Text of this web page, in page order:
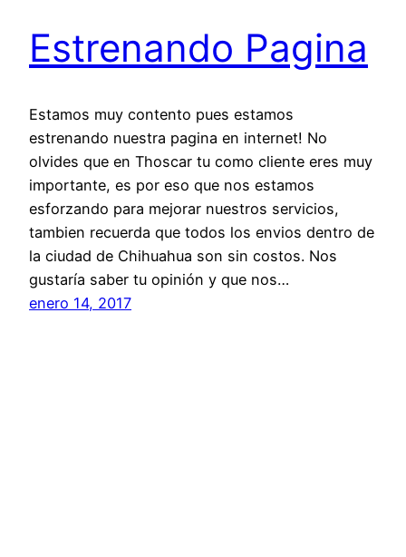
Estrenando Pagina
Estamos muy contento pues estamos
estrenando nuestra pagina en internet! No
olvides que en Thoscar tu como cliente eres muy
importante, es por eso que nos estamos
esforzando para mejorar nuestros servicios,
tambien recuerda que todos los envios dentro de
la ciudad de Chihuahua son sin costos. Nos
gustaría saber tu opinión y que nos…
enero 14, 2017